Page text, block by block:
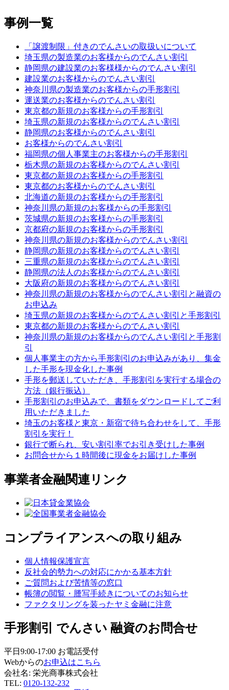
事例一覧
「譲渡制限」付きのでんさいの取扱いについて
埼玉県の製造業のお客様からのでんさい割引
静岡県の建設業のお客様様からのでんさい割引
建設業のお客様からのでんさい割引
神奈川県の製造業のお客様からの手形割引
運送業のお客様からのでんさい割引
東京都の新規のお客様からの手形割引
埼玉県の新規のお客様からのでんさい割引
静岡県のお客様からのでんさい割引
お客様からのでんさい割引
福岡県の個人事業主のお客様からの手形割引
栃木県の新規のお客様からのでんさい割引
東京都の新規のお客様からの手形割引
東京都のお客様からのでんさい割引
北海道の新規のお客様からの手形割引
神奈川県の新規のお客様からの手形割引
茨城県の新規のお客様からの手形割引
京都府の新規のお客様からの手形割引
神奈川県の新規のお客様からのでんさい割引
静岡県の新規のお客様からのでんさい割引
三重県の新規のお客様からのでんさい割引
静岡県の法人のお客様からのでんさい割引
大阪府の新規のお客様からのでんさい割引
神奈川県の新規のお客様からのでんさい割引と融資の
お申込み
埼玉県の新規のお客様からのでんさい割引と手形割引
東京都の新規のお客様からのでんさい割引
神奈川県の新規のお客様からのでんさい割引と手形割
引
個人事業主の方から手形割引のお申込みがあり、集金
した手形を現金化した事例
手形を郵送していただき、手形割引を実行する場合の
方法（銀行振込）
手形割引のお申込みで、書類をダウンロードしてご利
用いただきました
埼玉のお客様と東京・新宿で待ち合わせをして、手形
割引を実行！
銀行で断られ、安い割引率でお引き受けした事例
お問合せから１時間後に現金をお届けした事例
事業者金融関連リンク
コンプライアンスへの取り組み
個人情報保護宣言
反社会的勢力への対応にかかる基本方針
ご質問および苦情等の窓口
帳簿の閲覧・謄写手続きについてのお知らせ
ファクタリングを装ったヤミ金融に注意
手形割引 でんさい 融資のお問合せ
平日9:00-17:00 お電話受付
Webからのお申込はこちら
会社名: 栄光商事株式会社
TEL: 0120-132-232